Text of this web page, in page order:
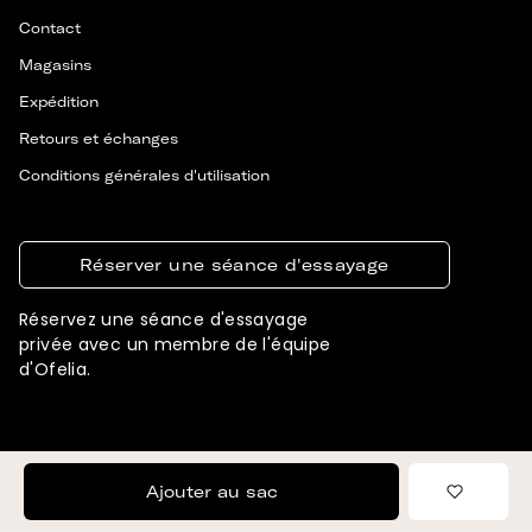
Ajouter au sac
Contact
Magasins
Expédition
Retours et échanges
Conditions générales d'utilisation
Réserver une séance d'essayage
Réservez une séance d'essayage
privée avec un membre de l'équipe
d'Ofelia.
© 2026 OFELIA. TOUS DROITS RÉSERVÉS
CONÇU ET DÉVELOPPÉ PAR SIGNIFLY